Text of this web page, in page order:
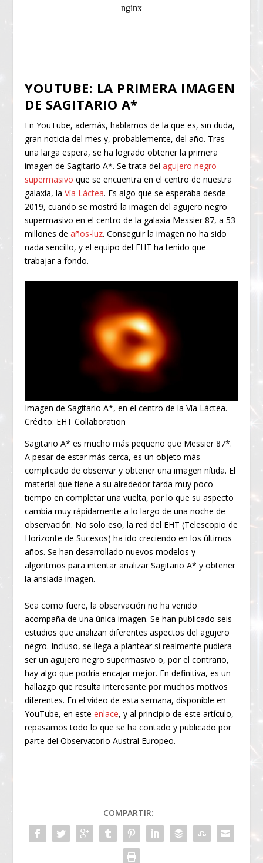
YOUTUBE: LA PRIMERA IMAGEN
DE SAGITARIO A*
En YouTube, además, hablamos de la que es, sin duda,
gran noticia del mes y, probablemente, del año. Tras
una larga espera, se ha logrado obtener la primera
imagen de Sagitario A*. Se trata delagujero negro
supermasivo que se encuentra en el centro de nuestra
galaxia, laVía Láctea. Es algo que se esperaba desde
2019, cuando se mostró la imagen del agujero negro
supermasivo en el centro de la galaxia Messier 87, a 53
millones deaños-luz. Conseguir la imagen no ha sido
nada sencillo, y el equipo del EHT ha tenido que
trabajar a fondo.
Imagen de Sagitario A*, en el centro de la Vía Láctea.
Crédito: EHT Collaboration
Sagitario A* es mucho más pequeño que Messier 87*.
A pesar de estar más cerca, es un objeto más
complicado de observar y obtener una imagen nítida. El
material que tiene a su alrededor tarda muy poco
tiempo en completar una vuelta, por lo que su aspecto
cambia muy rápidamente a lo largo de una noche de
observación. No solo eso, la red del EHT (Telescopio de
Horizonte de Sucesos) ha ido creciendo en los últimos
años. Se han desarrollado nuevos modelos y
algoritmos para intentar analizar Sagitario A* y obtener
la ansiada imagen.
Sea como fuere, la observación no ha venido
acompaña de una única imagen. Se han publicado seis
estudios que analizan diferentes aspectos del agujero
negro. Incluso, se llega a plantear si realmente pudiera
ser un agujero negro supermasivo o, por el contrario,
hay algo que podría encajar mejor. En definitiva, es un
hallazgo que resulta interesante por muchos motivos
diferentes. En el vídeo de esta semana, disponible en
YouTube, en esteenlace, y al principio de este artículo,
repasamos todo lo que se ha contado y publicado por
parte del Observatorio Austral Europeo.
COMPARTIR: